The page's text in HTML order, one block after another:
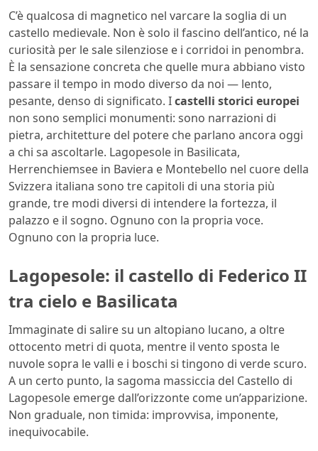
C’è qualcosa di magnetico nel varcare la soglia di un
castello medievale. Non è solo il fascino dell’antico, né la
curiosità per le sale silenziose e i corridoi in penombra.
È la sensazione concreta che quelle mura abbiano visto
passare il tempo in modo diverso da noi — lento,
pesante, denso di significato. Icastelli storici europei
non sono semplici monumenti: sono narrazioni di
pietra, architetture del potere che parlano ancora oggi
a chi sa ascoltarle. Lagopesole in Basilicata,
Herrenchiemsee in Baviera e Montebello nel cuore della
Svizzera italiana sono tre capitoli di una storia più
grande, tre modi diversi di intendere la fortezza, il
palazzo e il sogno. Ognuno con la propria voce.
Ognuno con la propria luce.
Lagopesole: il castello di Federico II
tra cielo e Basilicata
Immaginate di salire su un altopiano lucano, a oltre
ottocento metri di quota, mentre il vento sposta le
nuvole sopra le valli e i boschi si tingono di verde scuro.
A un certo punto, la sagoma massiccia del Castello di
Lagopesole emerge dall’orizzonte come un’apparizione.
Non graduale, non timida: improvvisa, imponente,
inequivocabile.